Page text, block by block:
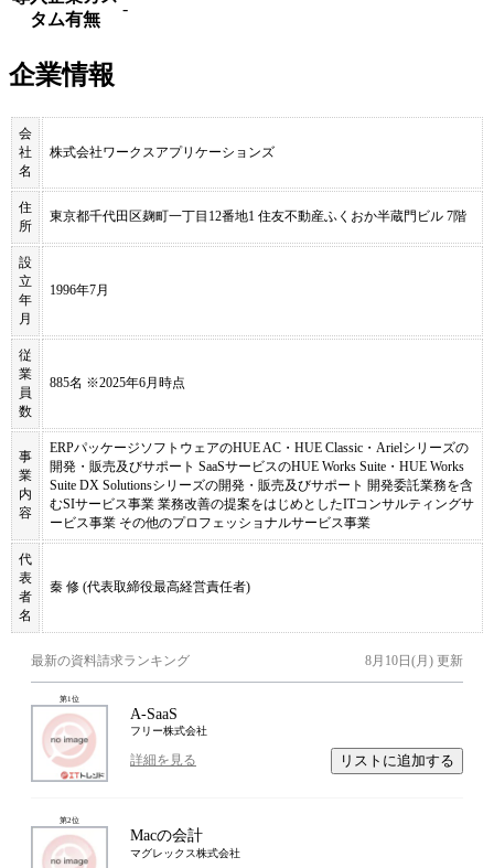
タム有無
-
企業情報
会
社
名
株式会社ワークスアプリケーションズ
住
所
東京都千代田区麹町一丁目12番地1 住友不動産ふくおか半蔵門ビル 7階
設
立
年
月
1996年7月
従
業
員
数
885名 ※2025年6月時点
事
業
内
容
ERPパッケージソフトウェアのHUE AC・HUE Classic・Arielシリーズの
開発・販売及びサポート SaaSサービスのHUE Works Suite・HUE Works
Suite DX Solutionsシリーズの開発・販売及びサポート 開発委託業務を含
むSIサービス事業 業務改善の提案をはじめとしたITコンサルティングサ
ービス事業 その他のプロフェッショナルサービス事業
代
表
者
名
秦 修 (代表取締役最高経営責任者)
最新の資料請求ランキング 8月10日(月) 更新
第1位
A-SaaS
フリー株式会社
詳細を見る リストに追加する
第2位
Macの会計
マグレックス株式会社